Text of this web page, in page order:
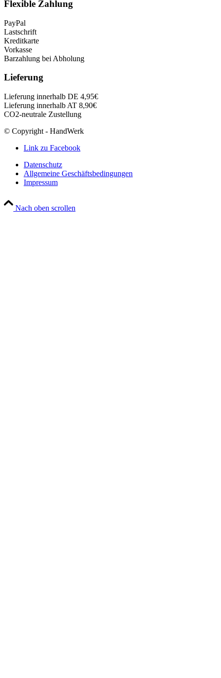
Flexible Zahlung
PayPal
Lastschrift
Kreditkarte
Vorkasse
Barzahlung bei Abholung
Lieferung
Lieferung innerhalb DE 4,95€
Lieferung innerhalb AT 8,90€
CO2-neutrale Zustellung
© Copyright - HandWerk
Link zu Facebook
Datenschutz
Allgemeine Geschäftsbedingungen
Impressum
Nach oben scrollen